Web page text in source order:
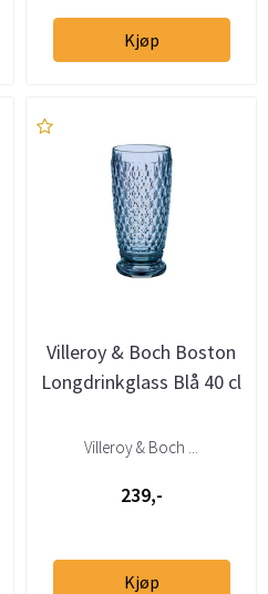
Kjøp
Villeroy & Boch Boston
Longdrinkglass Blå 40 cl
Villeroy & Boch ...
239,-
Kjøp